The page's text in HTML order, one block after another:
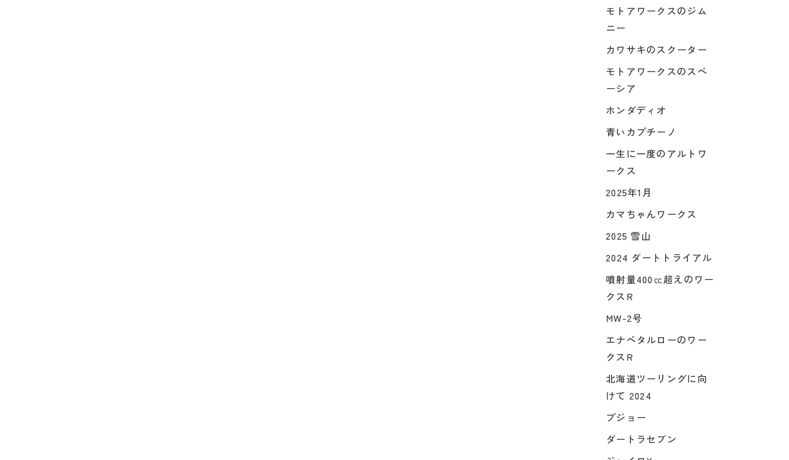
モトアワークスのジム
ニー
カワサキのスクーター
モトアワークスのスペ
ーシア
ホンダディオ
青いカプチーノ
一生に一度のアルトワ
ークス
2025年1月
カマちゃんワークス
2025 雪山
2024 ダートトライアル
噴射量400㏄超えのワー
クスR
MW-2号
エナペタルローのワー
クスR
北海道ツーリングに向
けて 2024
プジョー
ダートラセブン